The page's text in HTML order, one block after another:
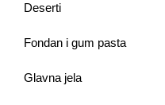
Deserti
Fondan i gum pasta
Glavna jela